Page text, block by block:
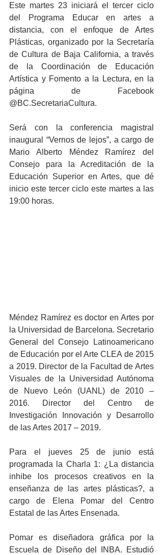
Este martes 23 iniciará el tercer ciclo
del Programa Educar en artes a
distancia, con el enfoque de Artes
Plásticas, organizado por la Secretaría
de Cultura de Baja California, a través
de la Coordinación de Educación
Artística y Fomento a la Lectura, en la
página de Facebook
@BC.SecretariaCultura.
Será con la conferencia magistral
inaugural “Vernos de lejos”, a cargo de
Mario Alberto Méndez Ramírez del
Consejo para la Acreditación de la
Educación Superior en Artes, que dé
inicio este tercer ciclo este martes a las
19:00 horas.
Méndez Ramírez es doctor en Artes por
la Universidad de Barcelona. Secretario
General del Consejo Latinoamericano
de Educación por el Arte CLEA de 2015
a 2019. Director de la Facultad de Artes
Visuales de la Universidad Autónoma
de Nuevo León (UANL) de 2010 –
2016. Director del Centro de
Investigación Innovación y Desarrollo
de las Artes 2017 – 2019.
Para el jueves 25 de junio está
programada la Charla 1: ¿La distancia
inhibe los procesos creativos en la
enseñanza de las artes plásticas?, a
cargo de Elena Pomar del Centro
Estatal de las Artes Ensenada.
Pomar es diseñadora gráfica por la
Escuela de Diseño del INBA. Estudió